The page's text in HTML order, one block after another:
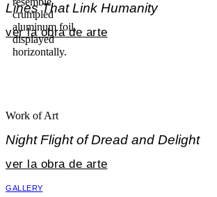
Lines That Link Humanity
ver la obra de arte
Work of Art
Night Flight of Dread and Delight
ver la obra de arte
GALLERY